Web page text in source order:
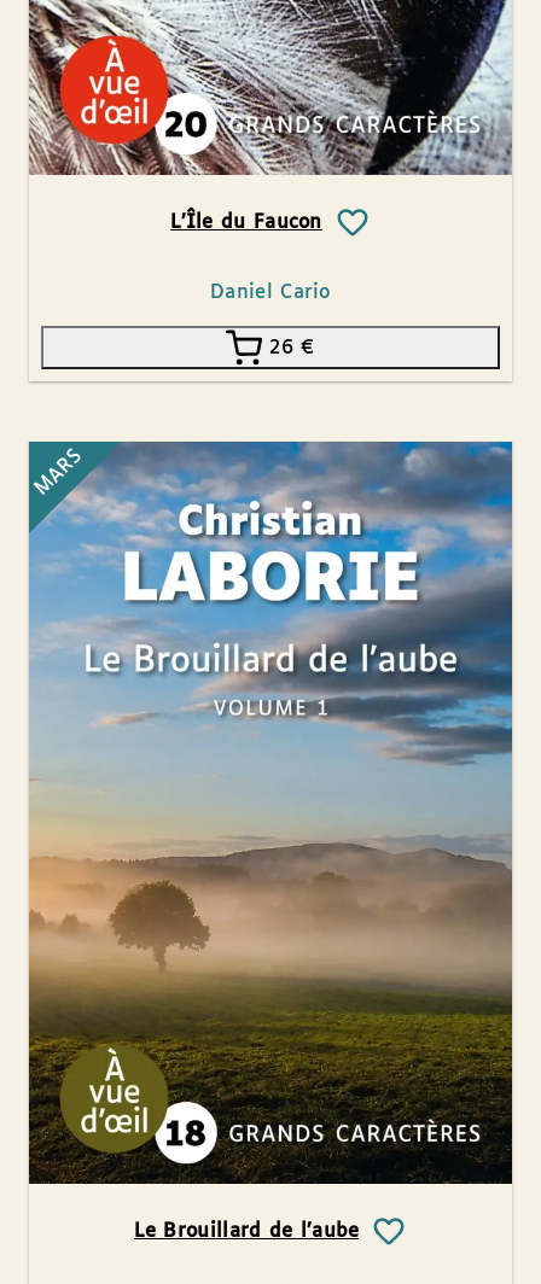
L’Île du Faucon
Daniel Cario
26€
MARS
Le Brouillard de l’aube